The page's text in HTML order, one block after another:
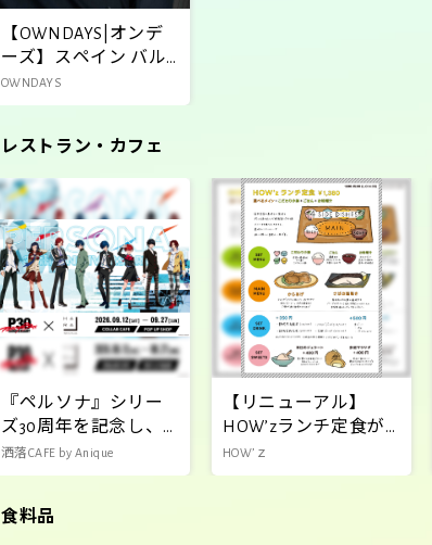
【OWNDAYS|オンデ
ーズ】スペイン バル
セロナ発のアイウェ
アブランド
エッジの 効いたデザ
イン x
OWNDAYS
レストラン・カフェ
『ペルソナ』シリー
ズ30周年を記念し、
東急プラザ原宿「ハ
ラカド」とのコラボ
催が決定！
洒落CAFE by Anique
【リニューアル】
HOW’zランチ定食が
新登場！
HOW’ｚ
食料品